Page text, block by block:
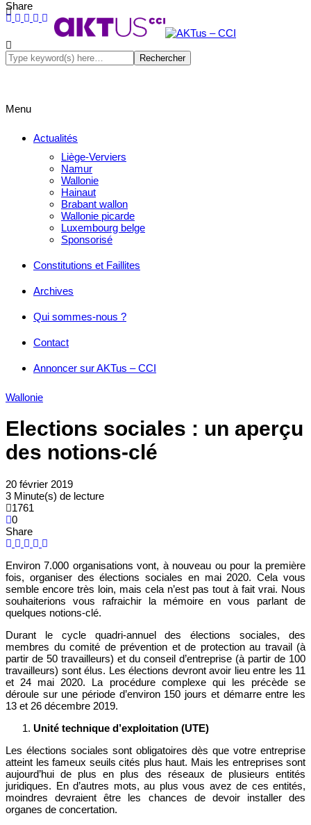
Menu
Actualités
Liège-Verviers
Namur
Wallonie
Hainaut
Brabant wallon
Wallonie picarde
Luxembourg belge
Sponsorisé
Constitutions et Faillites
Archives
Qui sommes-nous ?
Contact
Annoncer sur AKTus – CCI
Wallonie
Elections sociales : un aperçu
des notions-clé
20 février 2019
3 Minute(s) de lecture
1761
0
Share
Environ 7.000 organisations vont, à nouveau ou pour la première
fois, organiser des élections sociales en mai 2020. Cela vous
semble encore très loin, mais cela n’est pas tout à fait vrai. Nous
souhaiterions vous rafraichir la mémoire en vous parlant de
quelques notions-clé.
Durant le cycle quadri-annuel des élections sociales, des
membres du comité de prévention et de protection au travail (à
partir de 50 travailleurs) et du conseil d’entreprise (à partir de 100
travailleurs) sont élus. Les élections devront avoir lieu entre les 11
et 24 mai 2020. La procédure complexe qui les précède se
déroule sur une période d’environ 150 jours et démarre entre les
13 et 26 décembre 2019.
Unité technique d’exploitation (UTE)
Les élections sociales sont obligatoires dès que votre entreprise
atteint les fameux seuils cités plus haut. Mais les entreprises sont
aujourd’hui de plus en plus des réseaux de plusieurs entités
juridiques. En d’autres mots, au plus vous avez de ces entités,
moindres devraient être les chances de devoir installer des
organes de concertation.
Share